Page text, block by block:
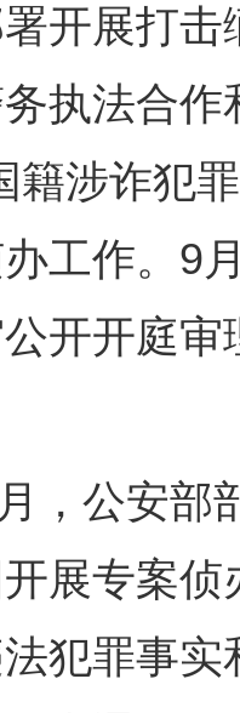
展打击
执法合
籍涉诈犯
工作。9
开开庭
公安部
展专案
犯罪事